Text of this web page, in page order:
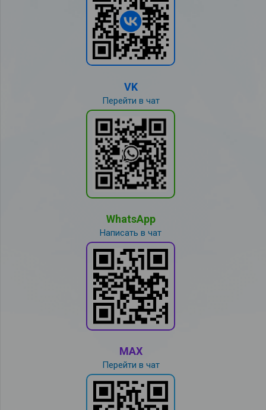
VK
Перейти в чат
WhatsApp
Написать в чат
MAX
Перейти в чат